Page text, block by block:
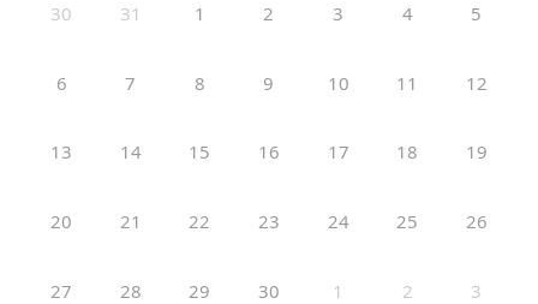
30 31 1 2 3 4 5
6 7 8 9 10 11 12
13 14 15 16 17 18 19
20 21 22 23 24 25 26
27 28 29 30 1 2 3